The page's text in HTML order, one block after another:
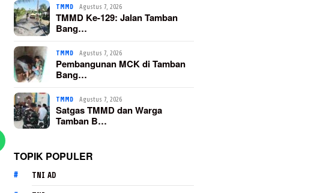
TMMD Agustus 7, 2026
TMMD Ke-129: Jalan Tamban
Bang…
TMMD Agustus 7, 2026
Pembangunan MCK di Tamban
Bang…
TMMD Agustus 7, 2026
Satgas TMMD dan Warga
Tamban B…
TOPIK POPULER
TNI AD